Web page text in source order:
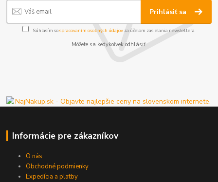
Prihlásiť sa
Súhlasím sospracovaním osobných údajov za účelom zasielania newslettera.
Môžete sa kedykoľvek odhlásiť.
Informácie pre zákazníkov
O nás
Obchodné podmienky
Expedícia a platby